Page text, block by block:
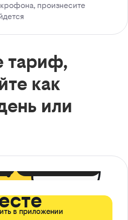
произнесите
тариф,
как
или
в приложении